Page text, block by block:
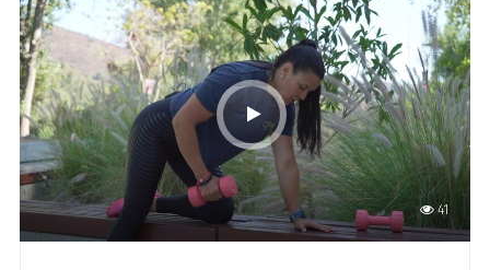
41